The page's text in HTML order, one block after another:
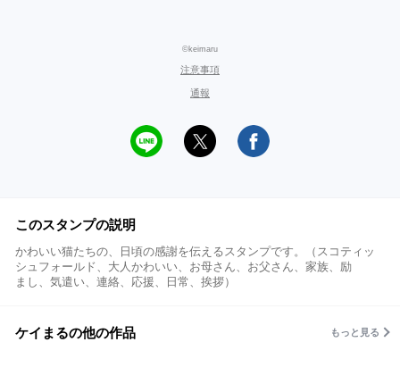
©keimaru
注意事項
通報
このスタンプの説明
かわいい猫たちの、日頃の感謝を伝えるスタンプです。（スコティッ
シュフォールド、大人かわいい、お母さん、お父さん、家族、励
まし、気遣い、連絡、応援、日常、挨拶）
ケイまるの他の作品 もっと見る